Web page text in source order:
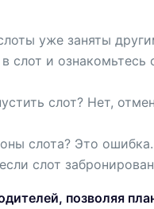
уже заняты
слот и
слот? Нет,
слота? Это
слот
позволяя